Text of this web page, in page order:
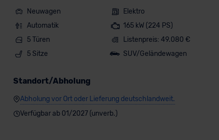
Neuwagen
Elektro
Automatik
165 kW (224 PS)
5 Türen
Listenpreis: 49.080 €
5 Sitze
SUV/Geländewagen
Standort/Abholung
Abholung vor Ort oder Lieferung deutschlandweit.
Verfügbar ab 01/2027 (unverb.)